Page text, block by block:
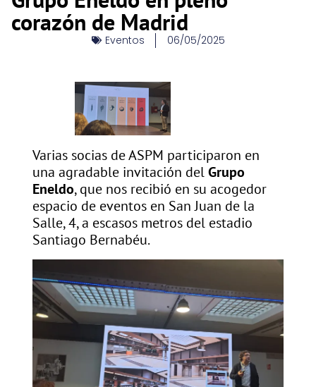
corazón de Madrid
Eventos 06/05/2025
Varias socias de ASPM participaron en
una agradable invitación delGrupo
Eneldo, que nos recibió en su acogedor
espacio de eventos en San Juan de la
Salle, 4, a escasos metros del estadio
Santiago Bernabéu.